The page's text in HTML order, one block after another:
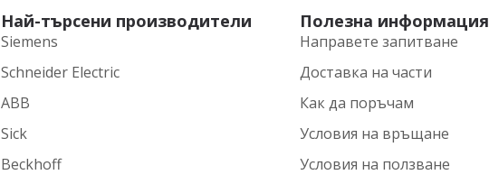
Най-търсени производители
Siemens
Schneider Electric
ABB
Sick
Beckhoff
Полезна информация
Направете запитване
Доставка на части
Как да поръчам
Условия на връщане
Условия на ползване